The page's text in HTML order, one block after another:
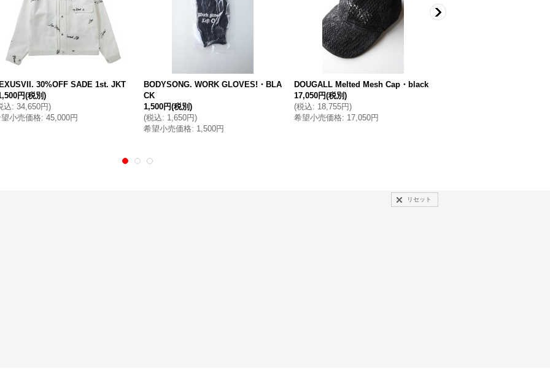
30%OFF SADE 1st. JKT
円(税別)
込: 34,650円)
小売価格: 45,000円
BODYSONG. WORK GLOVES!・BLA
CK
1,500円(税別)
(税込: 1,650円)
希望小売価格: 1,500円
DOUGALL Melted Mesh Cap・black
17,050円(税別)
(税込: 18,755円)
希望小売価格: 17,050円
リセット